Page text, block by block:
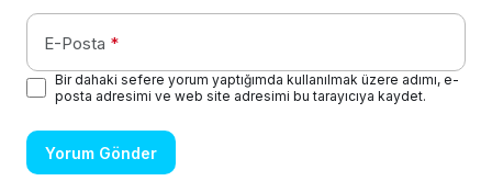
E-Posta *
Bir dahaki sefere yorum yaptığımda kullanılmak üzere adımı, e-
posta adresimi ve web site adresimi bu tarayıcıya kaydet.
Yorum Gönder